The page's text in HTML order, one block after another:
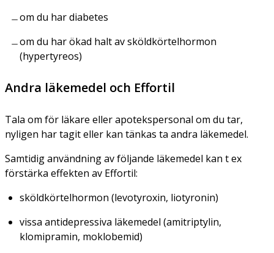
om du har diabetes
om du har ökad halt av sköldkörtelhormon
(hypertyreos)
Andra läkemedel och Effortil
Tala om för läkare eller apotekspersonal om du tar,
nyligen har tagit eller kan tänkas ta andra läkemedel.
Samtidig användning av följande läkemedel kan t ex
förstärka effekten av Effortil:
sköldkörtelhormon (levotyroxin, liotyronin)
vissa antidepressiva läkemedel (amitriptylin,
klomipramin, moklobemid)